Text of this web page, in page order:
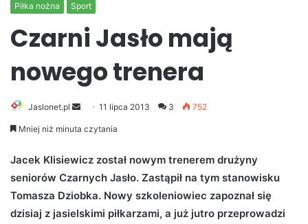
Piłka nożna Sport
Czarni Jasło mają
nowego trenera
Jaslonet.pl
d
a
n
11 lipca 2013 3 752
Mniej niż minuta czytania
Jacek Klisiewicz został nowym trenerem drużyny
seniorów Czarnych Jasło. Zastąpił na tym stanowisku
Tomasza Dziobka. Nowy szkoleniowiec zapoznał się
dzisiaj z jasielskimi piłkarzami, a już jutro przeprowadzi